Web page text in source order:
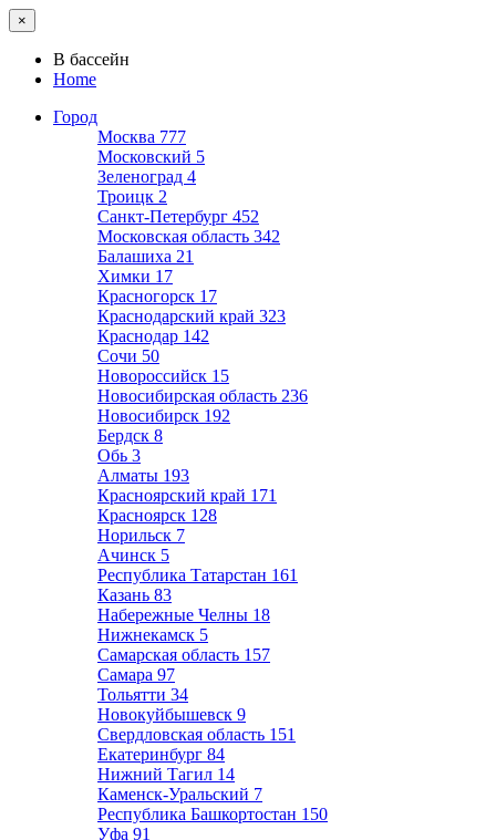
×
В бассейн
Home
Город
Москва 777
Московский 5
Зеленоград 4
Троицк 2
Санкт-Петербург 452
Московская область 342
Балашиха 21
Химки 17
Красногорск 17
Краснодарский край 323
Краснодар 142
Сочи 50
Новороссийск 15
Новосибирская область 236
Новосибирск 192
Бердск 8
Обь 3
Алматы 193
Красноярский край 171
Красноярск 128
Норильск 7
Ачинск 5
Республика Татарстан 161
Казань 83
Набережные Челны 18
Нижнекамск 5
Самарская область 157
Самара 97
Тольятти 34
Новокуйбышевск 9
Свердловская область 151
Екатеринбург 84
Нижний Тагил 14
Каменск-Уральский 7
Республика Башкортостан 150
Уфа 91